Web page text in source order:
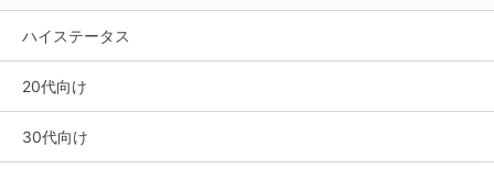
ハイステータス
20代向け
30代向け